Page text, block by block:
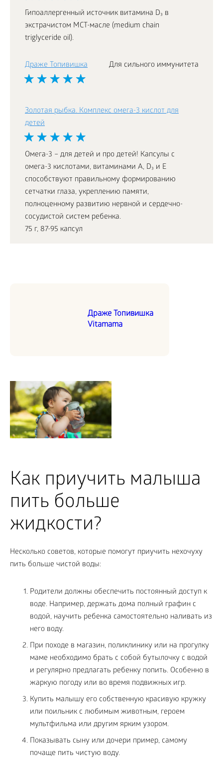
Гипоаллергенный источник витамина D₃ в
экстрачистом МСТ-масле (medium chain
triglyceride oil).
Драже Топивишка Для сильного иммунитета
Золотая рыбка. Комплекс омега-3 кислот для
детей
Омега-3 – для детей и про детей! Капсулы с
омега-3 кислотами, витаминами А, D₃ и Е
способствуют правильному формированию
сетчатки глаза, укреплению памяти,
полноценному развитию нервной и сердечно-
сосудистой систем ребенка.
75 г, 87-95 капсул
Драже Топивишка
Vitamama
Как приучить малыша
пить больше
жидкости?
Несколько советов, которые помогут приучить нехочуху
пить больше чистой воды:
Родители должны обеспечить постоянный доступ к
воде. Например, держать дома полный графин с
водой, научить ребенка самостоятельно наливать из
него воду.
При походе в магазин, поликлинику или на прогулку
маме необходимо брать с собой бутылочку с водой
и регулярно предлагать ребенку попить. Особенно в
жаркую погоду или во время подвижных игр.
Купить малышу его собственную красивую кружку
или поильник с любимым животным, героем
мультфильма или другим ярким узором.
Показывать сыну или дочери пример, самому
почаще пить чистую воду.